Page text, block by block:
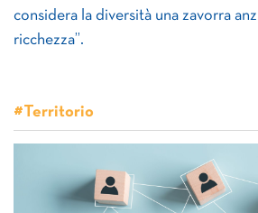
considera la diversità una zavorra
ricchezza”.
#Territorio